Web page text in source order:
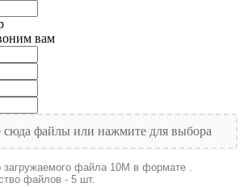
вам
сюда файлы или нажмите для выбора
файла 10M в формате .
файлов - 5 шт.